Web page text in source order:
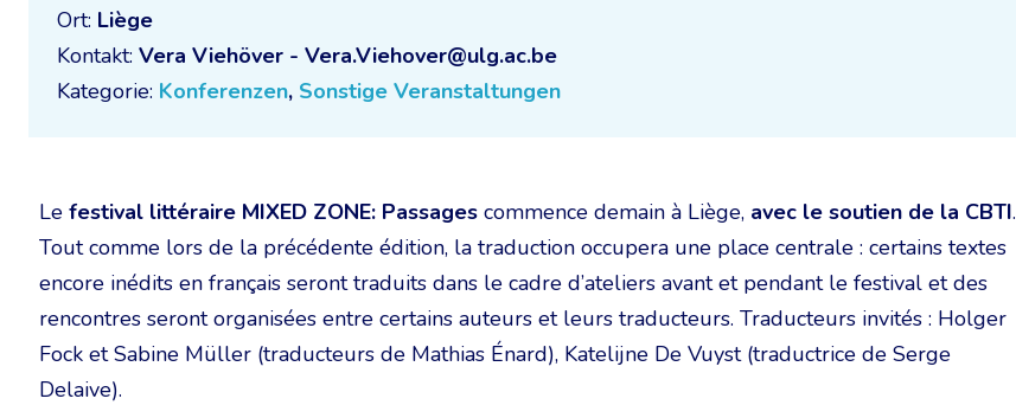
Ort: Liège
Kontakt: Vera Viehöver - Vera.Viehover@ulg.ac.be
Kategorie: Konferenzen, Sonstige Veranstaltungen
Le festival littéraire MIXED ZONE: Passages commence demain à Liège, avec le soutien de la CBTI.
Tout comme lors de la précédente édition, la traduction occupera une place centrale : certains textes
encore inédits en français seront traduits dans le cadre d’ateliers avant et pendant le festival et des
rencontres seront organisées entre certains auteurs et leurs traducteurs. Traducteurs invités : Holger
Fock et Sabine Müller (traducteurs de Mathias Énard), Katelijne De Vuyst (traductrice de Serge
Delaive).